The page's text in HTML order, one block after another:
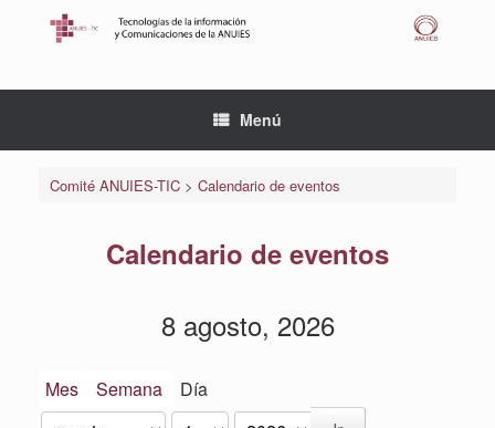
Menú
Comité ANUIES-TIC> Calendario de eventos
Calendario de eventos
8 agosto, 2026
Mes Semana Día